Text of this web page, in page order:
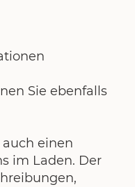
Sie ebenfalls
einen
im Laden. Der